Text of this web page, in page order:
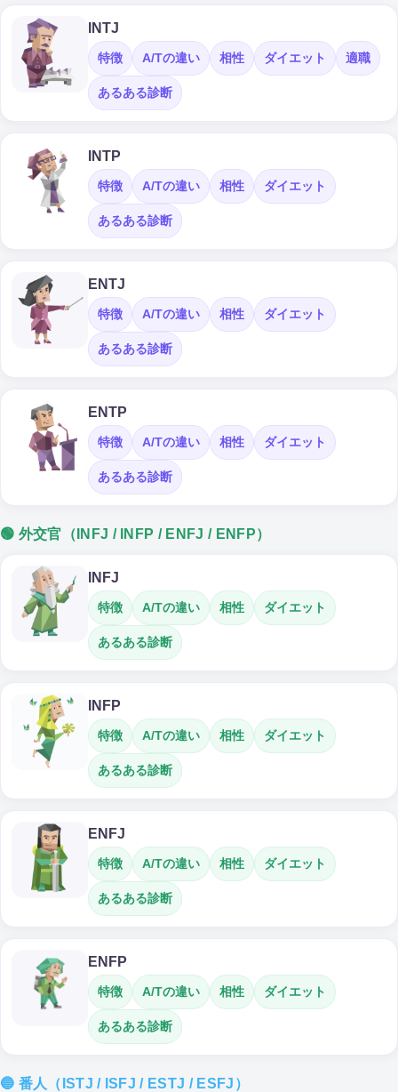
INTJ
特徴 A/Tの違い 相性 ダイエット 適職
あるある診断
INTP
特徴 A/Tの違い 相性 ダイエット
あるある診断
ENTJ
特徴 A/Tの違い 相性 ダイエット
あるある診断
ENTP
特徴 A/Tの違い 相性 ダイエット
あるある診断
🟢 外交官（INFJ / INFP / ENFJ / ENFP）
INFJ
特徴 A/Tの違い 相性 ダイエット
あるある診断
INFP
特徴 A/Tの違い 相性 ダイエット
あるある診断
ENFJ
特徴 A/Tの違い 相性 ダイエット
あるある診断
ENFP
特徴 A/Tの違い 相性 ダイエット
あるある診断
🔵 番人（ISTJ / ISFJ / ESTJ / ESFJ）